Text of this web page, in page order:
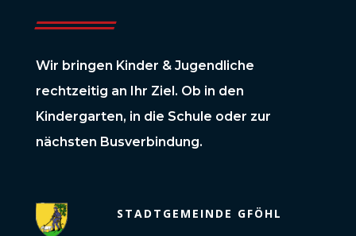
Wir bringen Kinder & Jugendliche
rechtzeitig an Ihr Ziel. Ob in den
Kindergarten, in die Schule oder zur
nächsten Busverbindung.
STADTGEMEINDE GFÖHL